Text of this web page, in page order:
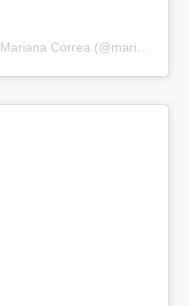
Mariana Correa (@mariana_correa14) el